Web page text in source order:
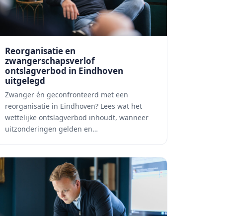
Reorganisatie en
zwangerschapsverlof
ontslagverbod in Eindhoven
uitgelegd
Zwanger én geconfronteerd met een
reorganisatie in Eindhoven? Lees wat het
wettelijke ontslagverbod inhoudt, wanneer
uitzonderingen gelden en…